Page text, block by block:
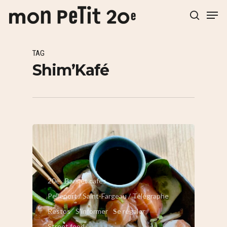
Hit enter to search or ESC to close
TAG
Shim’Kafé
20e Bars et cafés
Pelleport / Saint-Fargeau / Télégraphe
Restos S'informer Se régaler